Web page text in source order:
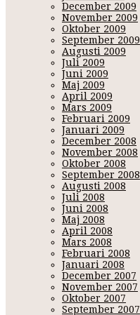
December 2009
November 2009
Oktober 2009
September 2009
Augusti 2009
Juli 2009
Juni 2009
Maj 2009
April 2009
Mars 2009
Februari 2009
Januari 2009
December 2008
November 2008
Oktober 2008
September 2008
Augusti 2008
Juli 2008
Juni 2008
Maj 2008
April 2008
Mars 2008
Februari 2008
Januari 2008
December 2007
November 2007
Oktober 2007
September 2007